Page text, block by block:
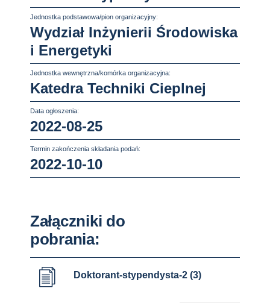
Jednostka podstawowa/pion organizacyjny:
Wydział Inżynierii Środowiska
i Energetyki
Jednostka wewnętrzna/komórka organizacyjna:
Katedra Techniki Cieplnej
Data ogłoszenia:
2022-08-25
Termin zakończenia składania podań:
2022-10-10
Załączniki do
pobrania:
Doktorant-stypendysta-2 (3)